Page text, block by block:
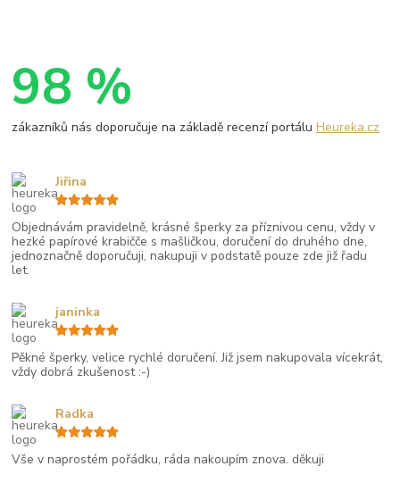
98 %
zákazníků nás doporučuje na základě recenzí portáluHeureka.cz
Objednávám pravidelně, krásné šperky za příznivou cenu, vždy v
hezké papírové krabičče s mašličkou, doručení do druhého dne,
jednoznačně doporučuji, nakupuji v podstatě pouze zde již řadu
let.
Jiřina
Pěkné šperky, velice rychlé doručení. Již jsem nakupovala vícekrát,
vždy dobrá zkušenost :-)
janinka
Vše v naprostém pořádku, ráda nakoupím znova. děkuji
Radka